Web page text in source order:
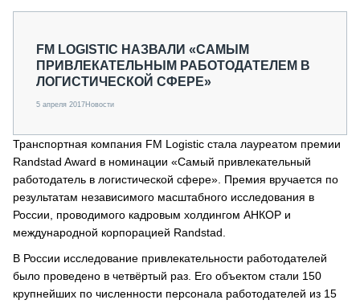
СТАТЬИ ПО КАТЕГОРИЯМ ТЕХНИКИ
FM LOGISTIC НАЗВАЛИ «САМЫМ
ПРИВЛЕКАТЕЛЬНЫМ РАБОТОДАТЕЛЕМ В
ЛОГИСТИЧЕСКОЙ СФЕРЕ»
5 апреля 2017Новости
Транспортная компания FM Logistic стала лауреатом премии
Randstad Award в номинации «Самый привлекательный
работодатель в логистической сфере». Премия вручается по
результатам независимого масштабного исследования в
России, проводимого кадровым холдингом АНКОР и
международной корпорацией Randstad.
В России исследование привлекательности работодателей
было проведено в четвёртый раз. Его объектом стали 150
крупнейших по численности персонала работодателей из 15